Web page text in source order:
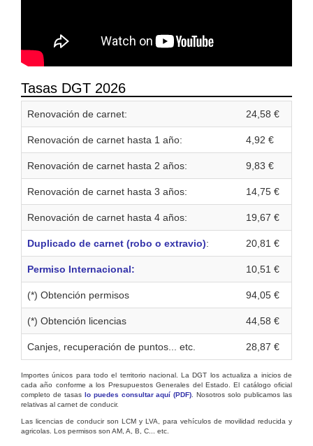
Tasas DGT 2026
Renovación de carnet: 24,58 €
Renovación de carnet hasta 1 año: 4,92 €
Renovación de carnet hasta 2 años: 9,83 €
Renovación de carnet hasta 3 años: 14,75 €
Renovación de carnet hasta 4 años: 19,67 €
Duplicado de carnet (robo o extravio): 20,81 €
Permiso Internacional: 10,51 €
(*) Obtención permisos 94,05 €
(*) Obtención licencias 44,58 €
Canjes, recuperación de puntos... etc. 28,87 €
Importes únicos para todo el territorio nacional. La DGT los actualiza a inicios de
cada año conforme a los Presupuestos Generales del Estado. El catálogo oficial
completo de tasas lo puedes consultar aquí (PDF) . Nosotros solo publicamos las
relativas al carnet de conducir.
Las licencias de conducir son LCM y LVA, para vehículos de movilidad reducida y
agricolas. Los permisos son AM, A, B, C... etc.